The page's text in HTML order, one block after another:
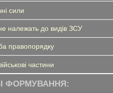
сили
належать до видів ЗСУ
правопорядку
частини
ФОРМУВАННЯ: